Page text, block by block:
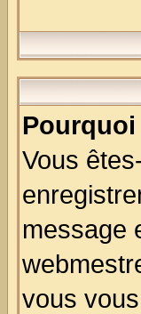
Vous
message
vous